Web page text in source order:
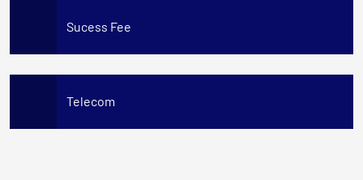
Sucess Fee
Telecom